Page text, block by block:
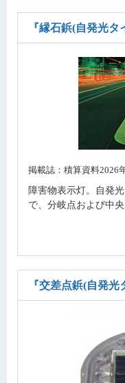
『縁石鋲(自発光タ
掲載誌：積算資料2026
障害物表示灯。自発
で、分岐点および中央
『交差点鋲(自発光